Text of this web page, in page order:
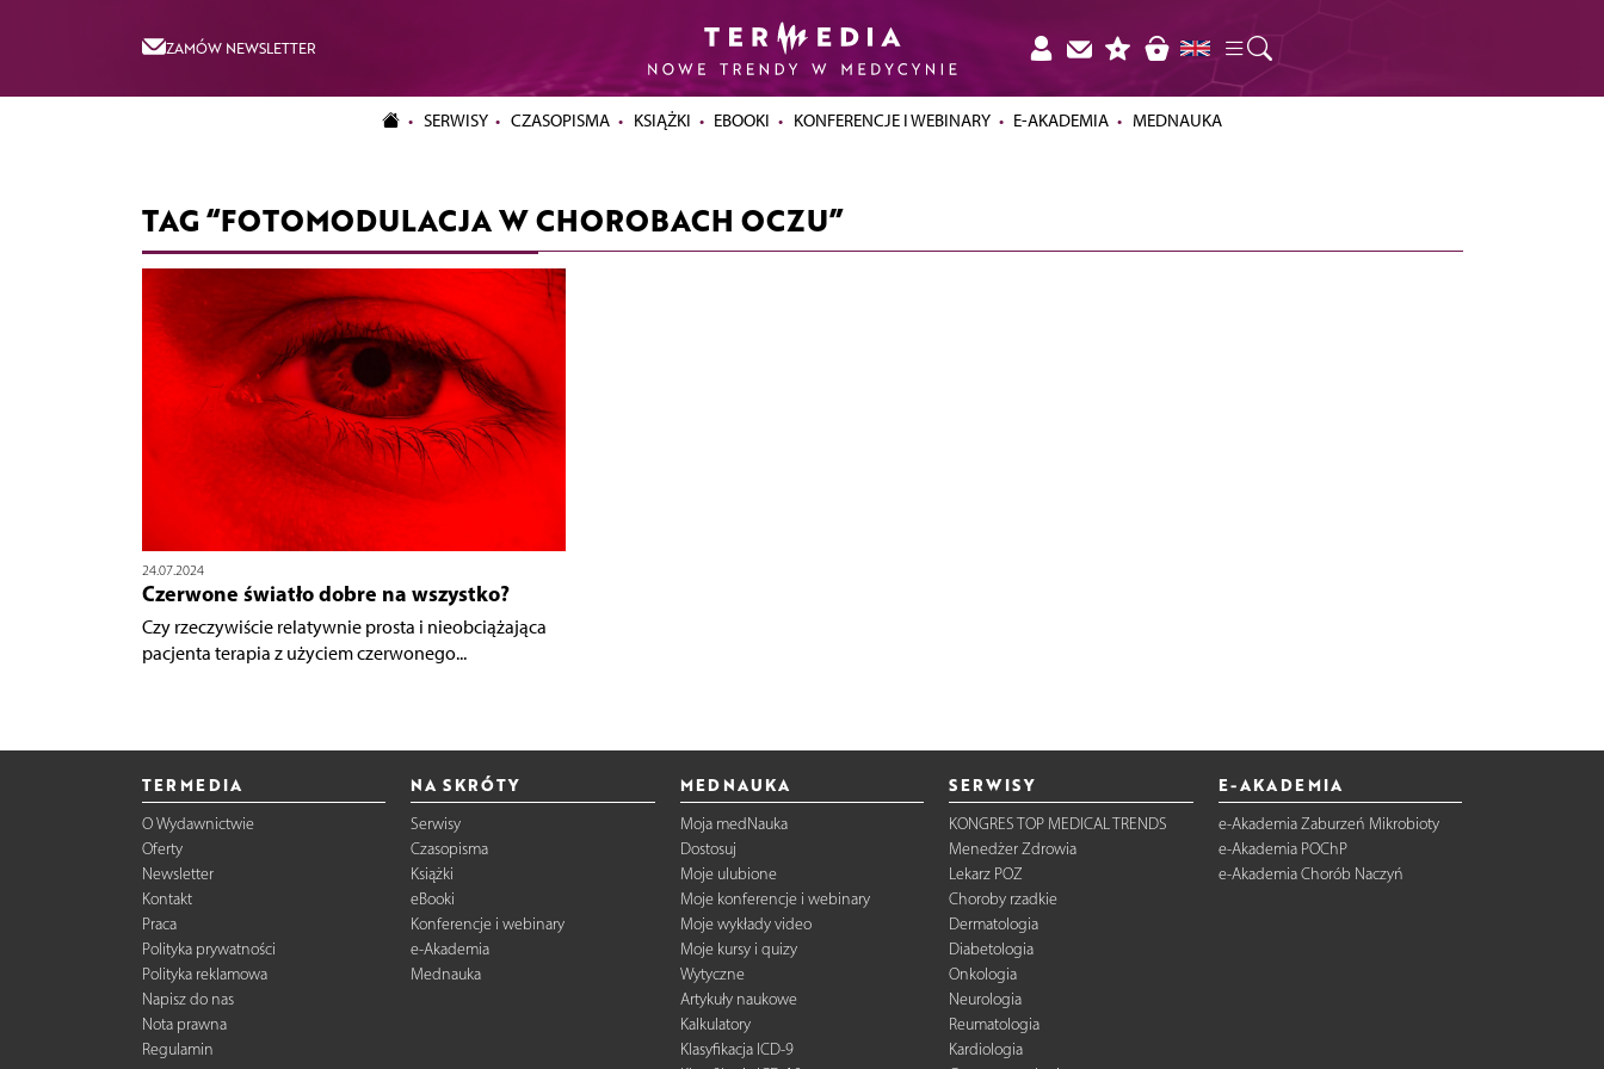
ZAMÓW NEWSLETTER
SERWISY CZASOPISMA KSIĄŻKI EBOOKI KONFERENCJE I WEBINARY E-AKADEMIA MEDNAUKA
TAG “FOTOMODULACJA W CHOROBACH OCZU”
24.07.2024
Czerwone światło dobre na wszystko?
Czy rzeczywiście relatywnie prosta i nieobciążająca
pacjenta terapia z użyciem czerwonego...
TERMEDIA
O Wydawnictwie
Oferty
Newsletter
Kontakt
Praca
Polityka prywatności
Polityka reklamowa
Napisz do nas
Nota prawna
Regulamin
NA SKRÓTY
Serwisy
Czasopisma
Książki
eBooki
Konferencje i webinary
e-Akademia
Mednauka
MEDNAUKA
Moja medNauka
Dostosuj
Moje ulubione
Moje konferencje i webinary
Moje wykłady video
Moje kursy i quizy
Wytyczne
Artykuły naukowe
Kalkulatory
Klasyfikacja ICD-9
SERWISY
KONGRES TOP MEDICAL TRENDS
Menedżer Zdrowia
Lekarz POZ
Choroby rzadkie
Dermatologia
Diabetologia
Onkologia
Neurologia
Reumatologia
Kardiologia
E-AKADEMIA
e-Akademia Zaburzeń Mikrobioty
e-Akademia POChP
e-Akademia Chorób Naczyń